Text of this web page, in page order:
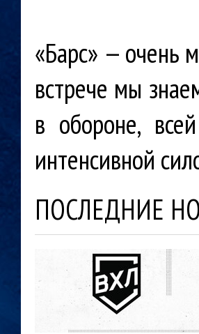
«Барс» — очень
встрече мы
в обороне,
интенсивной
ПОСЛЕДНИЕ